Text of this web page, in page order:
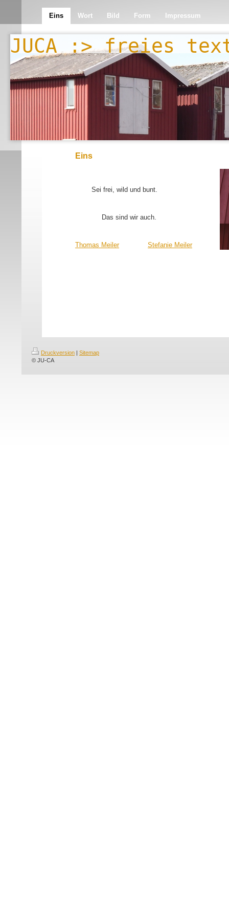
Eins Wort Bild Form Impressum
JUCA :> freies
Eins
Sei frei, wild und bunt.
Das sind wir auch.
Thomas Meiler Stefanie Meiler
Druckversion | Sitemap
© JU-CA